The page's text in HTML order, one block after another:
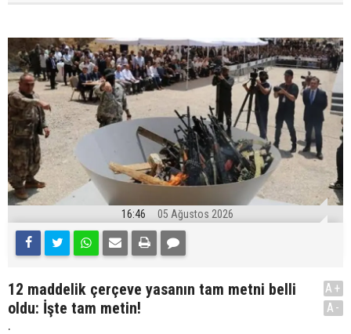
16:46 05 Ağustos 2026
12 maddelik çerçeve yasanın tam metni belli
oldu: İşte tam metin!
.
A+
A-